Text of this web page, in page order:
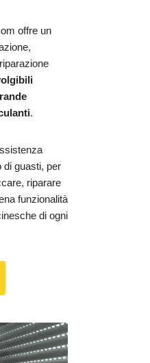
offre un
.
di guasti, per
riparare
funzionalità
di ogni